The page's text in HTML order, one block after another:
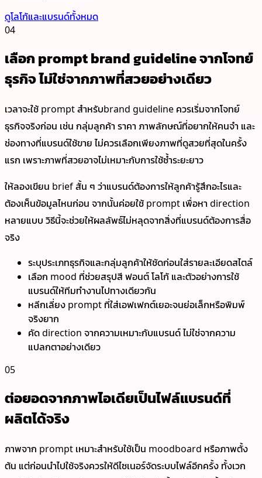
ดูโลโก้และแบรนด์ทั้งหมด
04
เลือก prompt brand guideline จากโจทย์
ธุรกิจ ไม่ใช่จากภาพที่สวยอย่างเดียว
เวลาจะใช้ prompt สำหรับbrand guideline ควรเริ่มจากโจทย์
ธุรกิจจริงก่อน เช่น กลุ่มลูกค้า ราคา ภาพลักษณ์ที่อยากให้คนจำ และ
ช่องทางที่แบรนด์ใช้ขาย ไม่ควรเลือกเพียงภาพที่ดูสวยที่สุดในครั้ง
แรก เพราะภาพที่สวยอาจไม่เหมาะกับการใช้ซ้ำระยะยาว
ให้ลองเขียน brief สั้น ๆ ว่าแบรนด์ต้องการให้ลูกค้ารู้สึกอะไรและ
ต้องเห็นข้อมูลไหนก่อน จากนั้นค่อยใช้ prompt เพื่อหา direction
หลายแบบ วิธีนี้จะช่วยให้ผลลัพธ์ไม่หลุดจากสิ่งที่แบรนด์ต้องการสื่อ
จริง
ระบุประเภทธุรกิจและกลุ่มลูกค้าให้ชัดก่อนใส่รายละเอียดสไตล์
เลือก mood ที่ช่วยสรุปสี ฟอนต์ โลโก้ และตัวอย่างการใช้
แบรนด์ให้ทีมทำงานไปทางเดียวกัน
หลีกเลี่ยง prompt ที่ใส่เอฟเฟกต์เยอะจนย่อเล็กหรือพิมพ์
จริงยาก
คัด direction จากความเหมาะกับแบรนด์ ไม่ใช่จากความ
แปลกตาอย่างเดียว
05
ต่อยอดจากภาพไอเดียเป็นไฟล์แบรนด์ที่
ผลิตได้จริง
ภาพจาก prompt เหมาะสำหรับใช้เป็น moodboard หรือภาพตั้ง
ต้น แต่ก่อนนำไปใช้จริงควรให้ดีไซเนอร์จัดระบบไฟล์อีกครั้ง ทั้งเวก